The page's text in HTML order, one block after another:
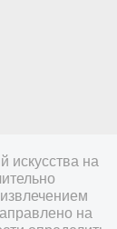
искусства на
на